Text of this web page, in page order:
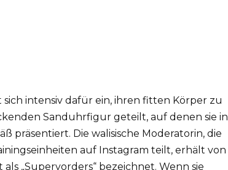
intensiv dafür ein, ihren fitten Körper zu
Sanduhrfigur geteilt, auf denen sie in
präsentiert. Die walisische Moderatorin, die
auf Instagram teilt, erhält von
„Supervorders“ bezeichnet. Wenn sie